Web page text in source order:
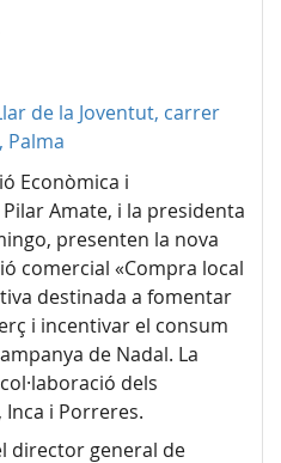
de la Joventut, carrer
Palma
Econòmica i
Amate, i la presidenta
presenten la nova
comercial «Compra local
destinada a fomentar
i incentivar el consum
de Nadal. La
dels
i Porreres.
director general de